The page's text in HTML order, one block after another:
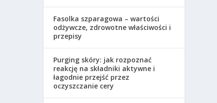
Fasolka szparagowa – wartości
odżywcze, zdrowotne właściwości i
przepisy
Purging skóry: jak rozpoznać
reakcję na składniki aktywne i
łagodnie przejść przez
oczyszczanie cery